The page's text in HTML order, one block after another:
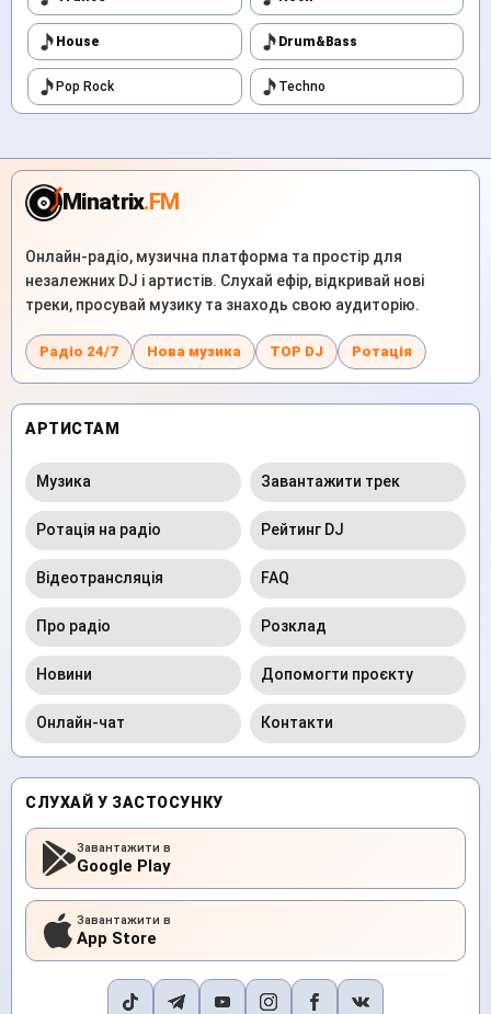
House Drum&Bass
Pop Rock Techno
Minatrix.FM
Онлайн-радіо, музична платформа та простір для
незалежних DJ і артистів. Слухай ефір, відкривай нові
треки, просувай музику та знаходь свою аудиторію.
Радіо 24/7 Нова музика TOP DJ Ротація
АРТИСТАМ
Музика Завантажити трек
Ротація на радіо Рейтинг DJ
Відеотрансляція FAQ
Про радіо Розклад
Новини Допомогти проєкту
Онлайн-чат Контакти
СЛУХАЙ У ЗАСТОСУНКУ
Завантажити в
Google Play
Завантажити в
App Store